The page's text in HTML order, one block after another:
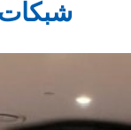
شبكات